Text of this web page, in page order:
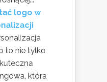
logo w
to nie tylko
która